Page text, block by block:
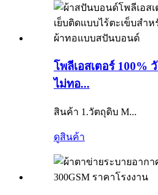
โพลีเอสเตอร์ 100%
ไม่ทอ...
สินค้า 1.วัตถุดิบ M...
ดูสินค้า